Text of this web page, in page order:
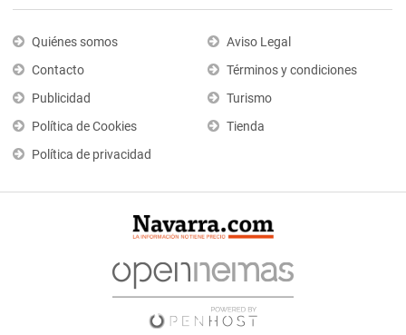
Quiénes somos
Contacto
Publicidad
Política de Cookies
Política de privacidad
Aviso Legal
Términos y condiciones
Turismo
Tienda